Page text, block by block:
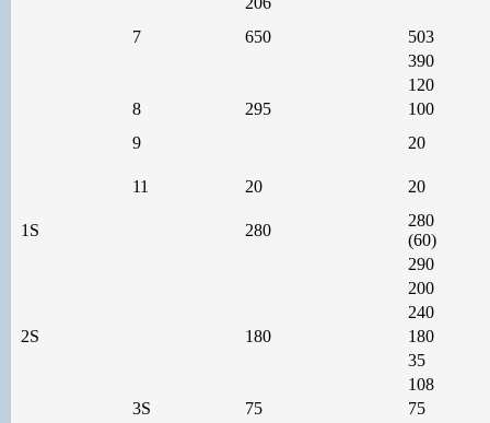
7
650
503
390
120
8
295
100
9
20
11 20 20
1S 280
280
(60)
290
200
240
2S
180
180
35
108
3S
75
75